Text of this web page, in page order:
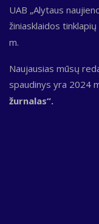
UAB „Alytaus
žiniasklaidos tinklapių
m.
Naujausias mūsų
spaudinys yra 2024
žurnalas“.